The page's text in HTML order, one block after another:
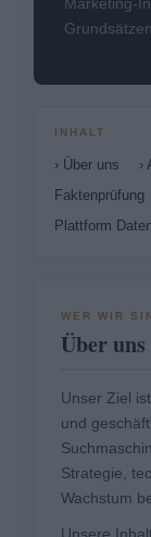
INHALT
› Über uns ›
Faktenprüfung
Plattform
WER WIR
Über uns
Unser Ziel
und
Strategie,
Wachstum